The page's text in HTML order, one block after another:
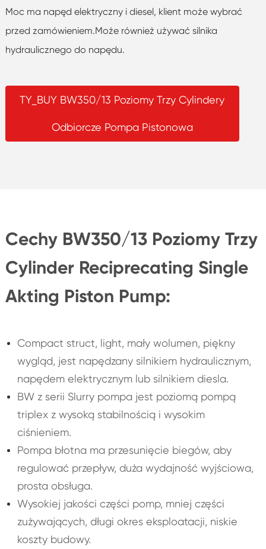
Moc ma napęd elektryczny i diesel, klient może wybrać
przed zamówieniem.Może również używać silnika
hydraulicznego do napędu.
TY_BUY BW350/13 Poziomy Trzy Cylindery
Odbiorcze Pompa Pistonowa
Cechy BW350/13 Poziomy Trzy
Cylinder Reciprecating Single
Akting Piston Pump:
Compact struct, light, mały wolumen, piękny
wygląd, jest napędzany silnikiem hydraulicznym,
napędem elektrycznym lub silnikiem diesla.
BW z serii Slurry pompa jest poziomą pompą
triplex z wysoką stabilnością i wysokim
ciśnieniem.
Pompa błotna ma przesunięcie biegów, aby
regulować przepływ, duża wydajność wyjściowa,
prosta obsługa.
Wysokiej jakości części pomp, mniej części
zużywających, długi okres eksploatacji, niskie
koszty budowy.